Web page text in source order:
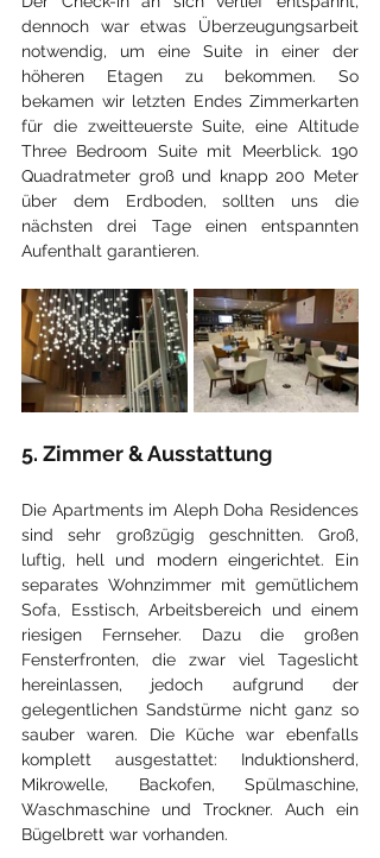
dennoch war etwas Überzeugungsarbeit
notwendig, um eine Suite in einer der
höheren Etagen zu bekommen. So
bekamen wir letzten Endes Zimmerkarten
für die zweitteuerste Suite, eine Altitude
Three Bedroom Suite mit Meerblick. 190
Quadratmeter groß und knapp 200 Meter
über dem Erdboden, sollten uns die
nächsten drei Tage einen entspannten
Aufenthalt garantieren.
5. Zimmer & Ausstattung
Die Apartments im Aleph Doha Residences
sind sehr großzügig geschnitten. Groß,
luftig, hell und modern eingerichtet. Ein
separates Wohnzimmer mit gemütlichem
Sofa, Esstisch, Arbeitsbereich und einem
riesigen Fernseher. Dazu die großen
Fensterfronten, die zwar viel Tageslicht
hereinlassen, jedoch aufgrund der
gelegentlichen Sandstürme nicht ganz so
sauber waren. Die Küche war ebenfalls
komplett ausgestattet: Induktionsherd,
Mikrowelle, Backofen, Spülmaschine,
Waschmaschine und Trockner. Auch ein
Bügelbrett war vorhanden.